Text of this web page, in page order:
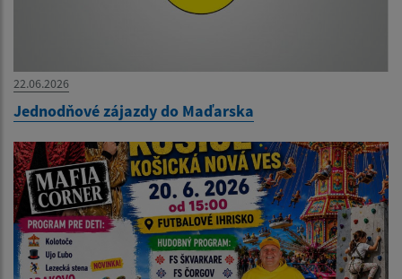
22.06.2026
Jednodňové zájazdy do Maďarska